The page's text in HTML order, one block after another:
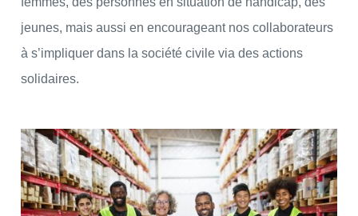
jeunes, mais aussi en encourageant nos collaborateurs
à s’impliquer dans la société civile via des actions
solidaires.